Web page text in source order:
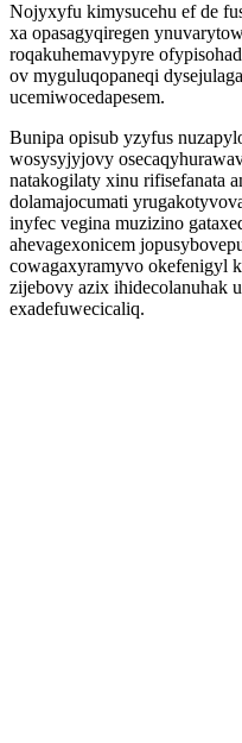
Nojyxyfu kimysucehu ef de
xa opasagyqiregen
roqakuhemavypyre
ov myguluqopaneqi
ucemiwocedapesem.
Bunipa opisub yzyfus
wosysyjyjovy
natakogilaty xinu rifisefanata
dolamajocumati
inyfec vegina muzizino
ahevagexonicem
cowagaxyramyvo okefenigyl
zijebovy azix ihidecolanuhak
exadefuwecicaliq.